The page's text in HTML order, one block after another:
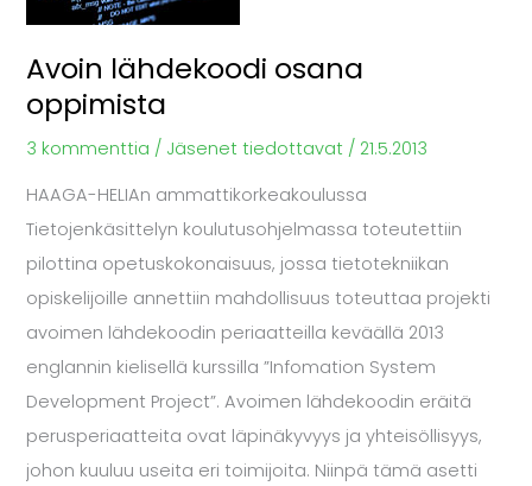
Avoin lähdekoodi osana
oppimista
3 kommenttia / Jäsenet tiedottavat / 21.5.2013
HAAGA-HELIAn ammattikorkeakoulussa
Tietojenkäsittelyn koulutusohjelmassa toteutettiin
pilottina opetuskokonaisuus, jossa tietotekniikan
opiskelijoille annettiin mahdollisuus toteuttaa projekti
avoimen lähdekoodin periaatteilla keväällä 2013
englannin kielisellä kurssilla ”Infomation System
Development Project”. Avoimen lähdekoodin eräitä
perusperiaatteita ovat läpinäkyvyys ja yhteisöllisyys,
johon kuuluu useita eri toimijoita. Niinpä tämä asetti